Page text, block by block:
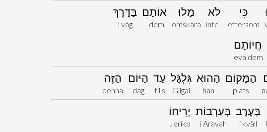
כִּי
eftersom
לֹא
inte -
מָלוּ
omskära
אוֹתָם
- dem
בַּדָּרֶךְ
i väg
חֲיוֹתָם
leva dem
הַמָּקוֹם
plats
הַהוּא
han
גִּלְגָּל
Gilgal
עַד
tills
הַיּוֹם
dag
הַזֶּה
denna
בָּעֶרֶב
i kväll
בְּעַרְבוֹת
i Aravah
יְרִיחוֹ
Jeriko